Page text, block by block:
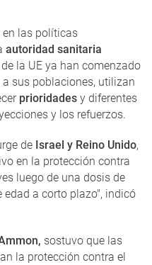
las políticas
autoridad sanitaria
la UE ya han comenzado
sus poblaciones, utilizan
prioridades y diferentes
y los refuerzos.
de Israel y Reino Unido,
en la protección contra
luego de una dosis de
edad a corto plazo", indicó
sostuvo que las
la protección contra el